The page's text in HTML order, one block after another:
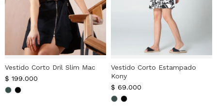
Vestido Corto Dril Slim Mac
$ 199.000
Vestido Corto Estampado
Kony
$ 69.000